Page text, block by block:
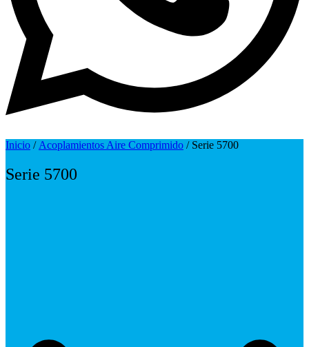
Inicio /Acoplamientos Aire Comprimido / Serie 5700
Serie 5700